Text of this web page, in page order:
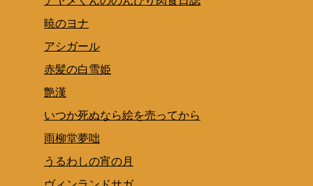
暁のヨナ
アシガール
赤髪の白雪姫
艶漢
いつか死ぬなら絵を売ってから
雨柳堂夢咄
うるわしの宵の月